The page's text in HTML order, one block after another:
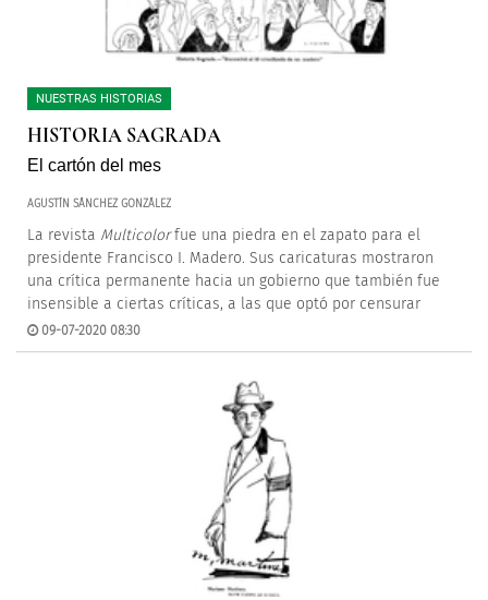
NUESTRAS HISTORIAS
HISTORIA SAGRADA
El cartón del mes
AGUSTÍN SÁNCHEZ GONZÁLEZ
La revista Multicolorfue una piedra en el zapato para el
presidente Francisco I. Madero. Sus caricaturas mostraron
una crítica permanente hacia un gobierno que también fue
insensible a ciertas críticas, a las que optó por censurar
09-07-2020 08:30